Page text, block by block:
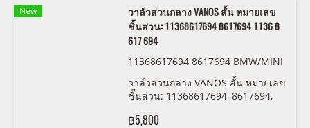
New
วาล์วส่วนกลาง VANOS สั้น หมายเลข
ชิ้นส่วน: 11368617694 8617694 1136 8
617 694
11368617694 8617694 BMW/MINI
วาล์วส่วนกลาง VANOS สั้น หมายเลข
ชิ้นส่วน: 11368617694, 8617694,
฿5,800